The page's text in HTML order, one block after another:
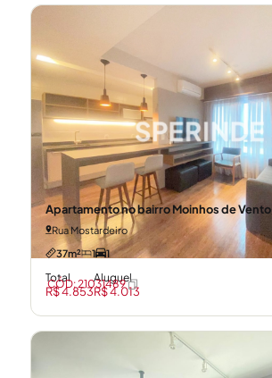
Apartamento no bairro Moinhos de Vento
Rua Mostardeiro
37m²
1 1
Total
R$ 4.853
Aluguel
R$ 4.013
CÓD: 21031489